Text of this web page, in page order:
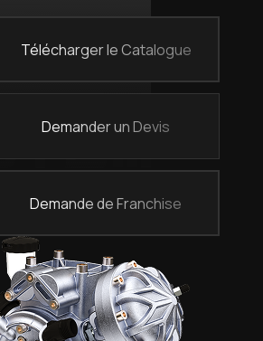
Télécharger le Catalogue
Demander un Devis
Demande de Franchise